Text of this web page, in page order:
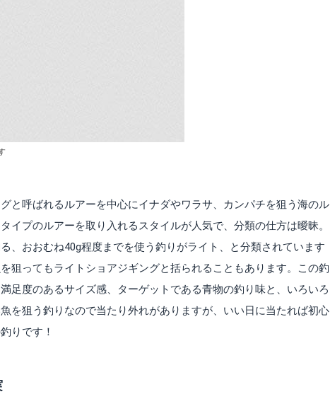
と呼ばれるルアーを中心にイナダやワラサ、カンパチを狙う海のル
イプのルアーを取り入れるスタイルが人気で、分類の仕方は曖昧。
、おおむね40g程度までを使う釣りがライト、と分類されています
狙ってもライトショアジギングと括られることもあります。この釣
足度のあるサイズ感、ターゲットである青物の釣り味と、いろいろ
を狙う釣りなので当たり外れがありますが、いい日に当たれば初心
りです！